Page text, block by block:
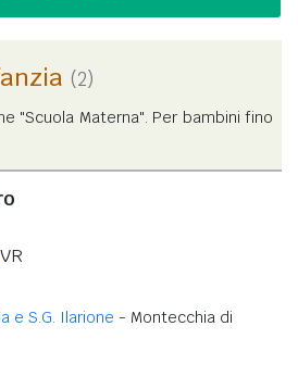
(2)
"Scuola Materna". Per bambini fino
VR
e S.G. Ilarione - Montecchia di